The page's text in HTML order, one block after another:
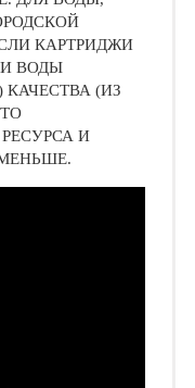
КАРТРИДЖИ
ВОДЫ
(ИЗ
И